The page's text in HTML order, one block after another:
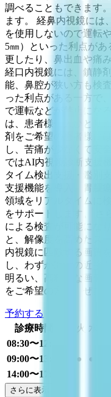
調べることもできます
ます。 経鼻内視鏡には
を使用しないので運転
5㎜）といった利点が
更したり、鼻出血や痛
経口内視鏡には、鎮静
能、鼻腔が狭い方も検
った利点がある一方で
で運転などが禁止にな
は、患者様一人ひとり
剤をご希望の患者様に
し、苦痛が少なくて安
ではAI内視鏡診断支援
タイム検出支援・鑑別
支援機能を導入。胃腫
領域をリアルタイムに
をサポートします。 さ
による検査が可能にな
と、解像度を高めたス
内視鏡に匹敵する画質
し、わずか3mmの近接
明るい、高精細な画像
をご希望の方は、ぜひ
予約する
診療時間
火 水
08:30〜12:00
09:00〜13:00
● ●
14:00〜17:00
さらに表示